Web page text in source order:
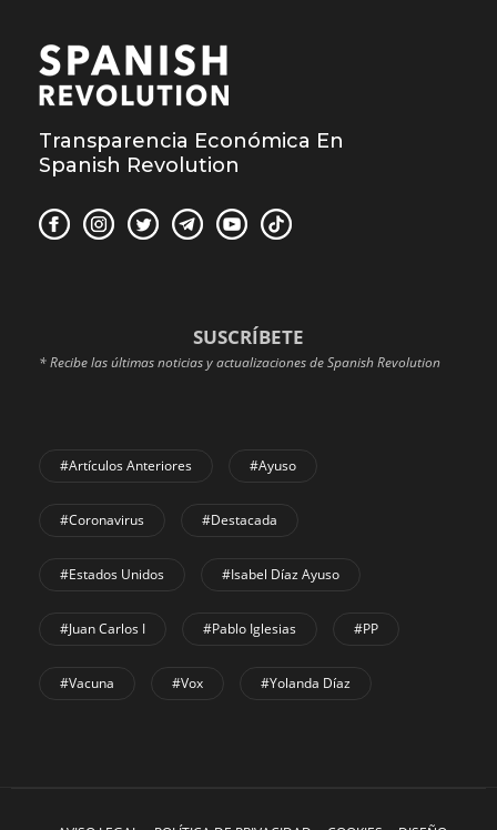
Transparencia Económica En
Spanish Revolution
SUSCRÍBETE
* Recibe las últimas noticias y actualizaciones de Spanish Revolution
#Artículos Anteriores #Ayuso
#coronavirus #Destacada
#Estados Unidos #Isabel Díaz Ayuso
#Juan Carlos I #Pablo Iglesias #PP
#Vacuna #Vox #Yolanda Díaz